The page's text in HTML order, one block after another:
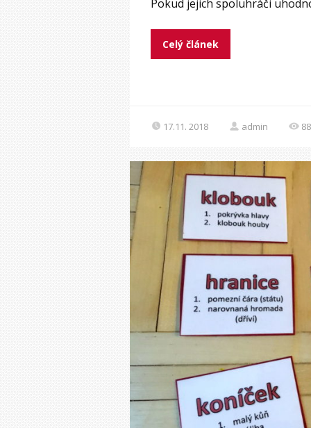
Pokud jejich spoluhráči
Celý článek
17.11. 2018 admin